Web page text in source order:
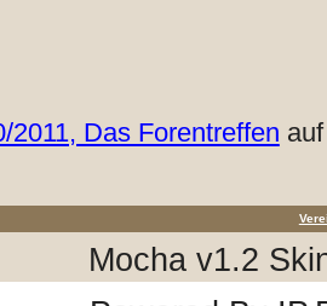
2011, Das Forentreffen
Mocha v1.2